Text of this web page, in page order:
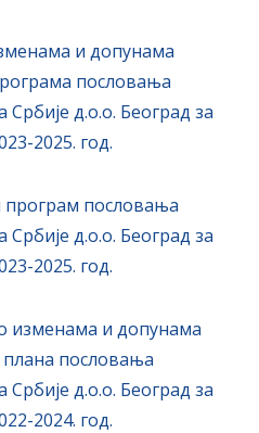
и допунама
пословања
Србије д.о.о. Београд за
2025. год.
пословања
Србије д.о.о. Београд за
2025. год.
изменама и допунама
пословања
Србије д.о.о. Београд за
2024. год.